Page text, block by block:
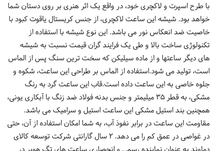
با طرح اسپرت و لاکچری خود، در واقع یک اثر هنری بر روی دستان شما
خواهد بود. شیشه این ساعت لاکچری، از جنس کریستال یاقوت کبود با
خاصیت ضد انعکاس نور می باشد. این نوع شیشه با استفاده از
تکنولوژی ساخت بالا و طی یک فرایند گران قیمت نسبت به شیشه
های دیگر ساعتها و از ماده سیلیکن که سخت ترین سنگ پس از الماس
است، تولید می شود.استفاده از الماس بر طراحی این ساعت، شکوه و
جلوه خاصی به این ساعت داده است.قاب این ساعت گرد به رنگ
مشکی، به قطر 35 میلیمتر و جنس بدنه فولاد ضد زنگ با آبکاری یونی،
همچنین بند استیل مشکی این ساعت استیل و سرامیک می باشد.
مقاومت این ساعت در برابر نفوذ آب، به شما امکان استفاده از آن، حتی
در غواصی در عمق کم را می دهد. 2 سال گارانتی شرکت توسعه کالای